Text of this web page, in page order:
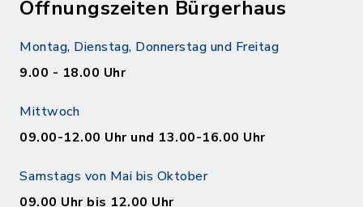
Öffnungszeiten Bürgerhaus
Montag, Dienstag, Donnerstag und Freitag
9.00 - 18.00 Uhr
Mittwoch
09.00-12.00 Uhr und 13.00-16.00 Uhr
Samstags von Mai bis Oktober
09.00 Uhr bis 12.00 Uhr